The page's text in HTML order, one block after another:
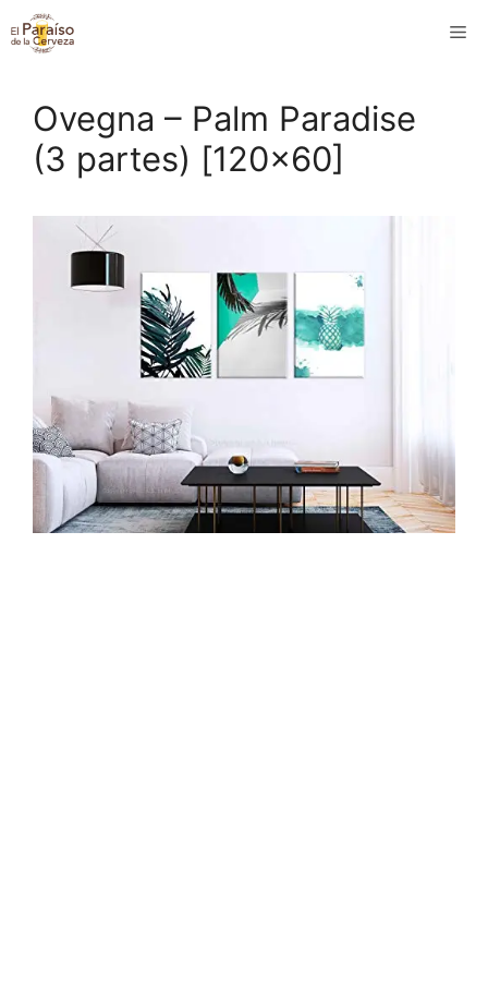
Saltar
al
Ovegna – Palm Paradise
(3 partes) [120×60]